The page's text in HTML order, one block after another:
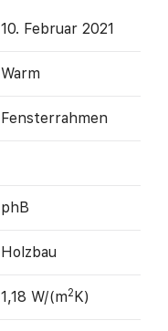
10. Februar 2021
Warm
Fensterrahmen
phB
Holzbau
1,18 W/(m2K)